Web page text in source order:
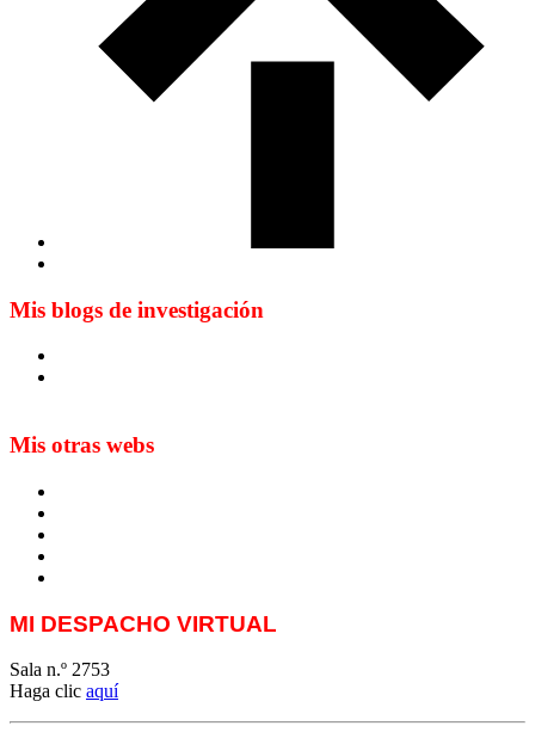
Mis blogs de investigación
Mis otras webs
MI DESPACHO VIRTUAL
Sala n.º 2753
Haga clic aquí